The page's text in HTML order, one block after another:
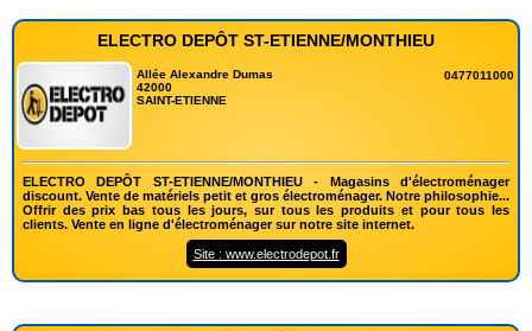
ELECTRO DEPÔT ST-ETIENNE/MONTHIEU
Allée Alexandre Dumas
42000
SAINT-ETIENNE
0477011000
ELECTRO DEPÔT ST-ETIENNE/MONTHIEU - Magasins d'électroménager
discount. Vente de matériels petit et gros électroménager. Notre philosophie...
Offrir des prix bas tous les jours, sur tous les produits et pour tous les
clients. Vente en ligne d'électroménager sur notre site internet.
Site : www.electrodepot.fr